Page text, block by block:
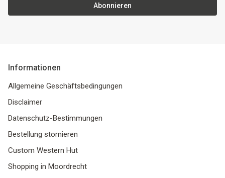
Abonnieren
Informationen
Allgemeine Geschäftsbedingungen
Disclaimer
Datenschutz-Bestimmungen
Bestellung stornieren
Custom Western Hut
Shopping in Moordrecht